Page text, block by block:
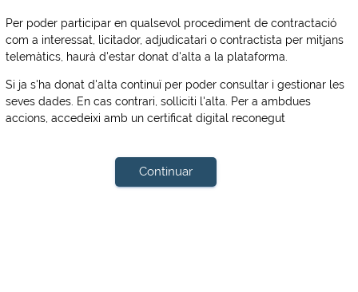
Per poder participar en qualsevol procediment de contractació
com a interessat, licitador, adjudicatari o contractista per mitjans
telemàtics, haurà d'estar donat d'alta a la plataforma.
Si ja s'ha donat d'alta continuï per poder consultar i gestionar les
seves dades. En cas contrari, solliciti l'alta. Per a ambdues
accions, accedeixi amb un certificat digital reconegut
Continuar